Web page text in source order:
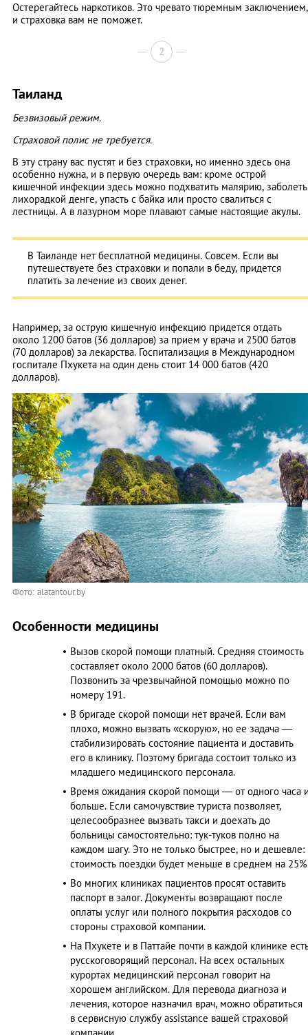
Остерегайтесь наркотиков. Это чревато тюремным заключением,
и страховка вам не поможет.
2
Таиланд
Безвизовый режим.
Страховой полис не требуется.
В эту страну вас пустят и без страховки, но именно здесь она
особенно нужна, и в первую очередь вам: кроме острой
кишечной инфекции здесь можно подхватить малярию, заболеть
лихорадкой денге, упасть с байка или просто свалиться с
лестницы. А в лазурном море плавают самые настоящие акулы.
В Таиланде нет бесплатной медицины. Совсем. Если вы
путешествуете без страховки и попали в беду, придется
платить за лечение из своих денег.
Например, за острую кишечную инфекцию придется отдать
около 1200 батов (36 долларов) за прием у врача и 2500 батов
(70 долларов) за лекарства. Госпитализация в Международном
госпитале Пхукета на один день стоит 14 000 батов (420
долларов).
Фото: alatantour.by
Особенности медицины
Вызов скорой помощи платный. Средняя стоимость
составляет около 2000 батов (60 долларов).
Позвонить за чрезвычайной помощью можно по
номеру 191.
В бригаде скорой помощи нет врачей. Если вам
плохо, можно вызвать «скорую», но ее задача —
стабилизировать состояние пациента и доставить
его в клинику. Поэтому бригада состоит только из
младшего медицинского персонала.
Время ожидания скорой помощи — от одного часа
больше. Если самочувствие туриста позволяет,
целесообразнее вызвать такси и доехать до
больницы самостоятельно: тук-туков полно на
каждом шагу. Это не только быстрее, но и дешевле:
стоимость поездки будет меньше в среднем на
Во многих клиниках пациентов просят оставить
паспорт в залог. Документы возвращают после
оплаты услуг или полного покрытия расходов со
стороны страховой компании.
На Пхукете и в Паттайе почти в каждой клинике
русскоговорящий персонал. На всех остальных
курортах медицинский персонал говорит на
хорошем английском. Для перевода диагноза и
лечения, которое назначил врач, можно обратиться
в сервисную службу assistance вашей страховой